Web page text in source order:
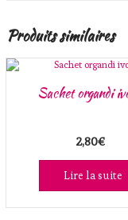
Produits similaires
Sachet organdi
2,80€
Lire la suite